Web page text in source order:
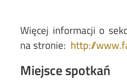
Więcej informacji o
na stronie: http://
Miejsce spotkań